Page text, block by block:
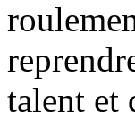
talent et